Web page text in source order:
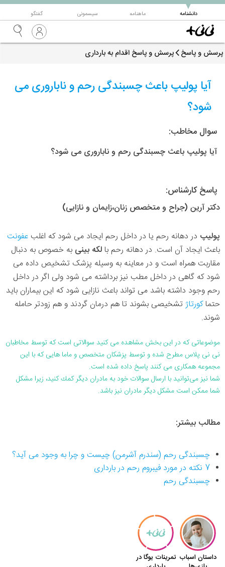
دانشنامه
▼ ماهنامه سیسمونی گفتگو
پرسش و پاسخ پرسش و پاسخ اقدام به بارداری
آیا پولیپ باعث چسبندگی رحم و ناباروری می
شود؟
سوال مخاطب:
آیا پولیپ باعث چسبندگی رحم و ناباروری می شود؟
پاسخ کارشناس:
دکتر آرین (جراح و متخصص زنان،زایمان و نازایی)
پولیپ در دهانه رحم یا در داخل رحم ایجاد می شود که اغلب عفونت
باعث ایجاد آن است. در دهانه رحم بالکه بینی به خصوص به دنبال
مقاربت همراه است و در معاینه به وسیله پزشک تشخیص داده می
شود که گاهی در داخل مطب نیز برداشته می شود ولی اگر در داخل
رحم وجود داشته باشد می تواند باعث نازایی شود که این بیماران باید
حتماکورتاژتشخیصی بشوند تا هم درمان گردند و هم زودتر حامله
شوند.
موضوعاتی که در این بخش مشاهده می کنید سوالاتی است که توسط مخاطبان
نی نی پلاس مطرح شده و توسط پزشکان متخصص و ماما هایی که با این
مجموعه همکاری می کنند پاسخ داده شده است.
شما نیز می‌توانید با ارسال سوالات خود به مادران دیگر كمك كنید، زیرا مشكل
شما ممكن است مشكل دیگر مادران نیز باشد.
مطالب بیشتر:
چسبندگی رحم (سندرم آشرمن) چیست و چرا به وجود می آید؟
7 نکته در مورد فیبروم رحم در بارداری
چسبندگی رحم